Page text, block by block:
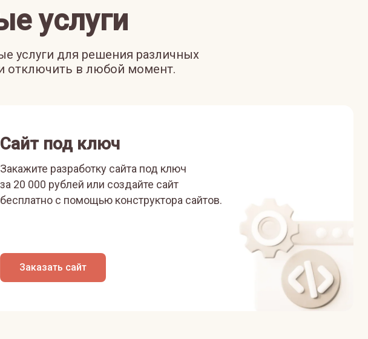
услуги
услуги для решения различных
отключить в любой момент.
Сайт под ключ
Закажите разработку сайта под ключ
за 20 000 рублей или создайте сайт
бесплатно с помощью конструктора сайтов.
Заказать сайт